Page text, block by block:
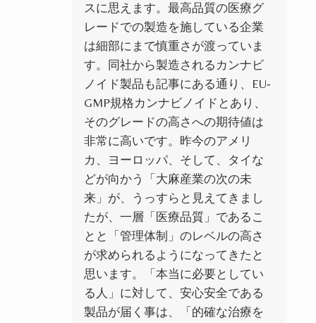
スに思えます。最高品質の医療グ
レードでの製造を施している企業
は細部にまで慎重さが渡っていま
す。同社から製造されるカンナビ
ノイド製品も記事にある通り、EU‐
GMP規格カンナビノイドとあり、
そのグレードの高さへの期待値は
非常に高いです。昨今のアメリ
カ、ヨーロッパ、そして、タイな
どが向かう「大麻産業の次の未
来」が、うっすらと見えてきまし
たが、一層「医療品質」であるこ
とと「管理体制」のレベルの高さ
が求められるようになってきたと
思います。「本当に必要としてい
る人 」に対して、安心安全である
製品が届く事は、「 的確な治療を